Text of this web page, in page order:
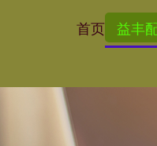
首页 益丰